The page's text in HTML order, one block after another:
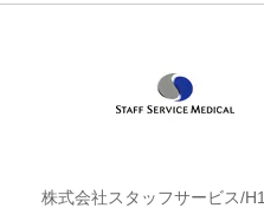
株式会社スタッフサービス/